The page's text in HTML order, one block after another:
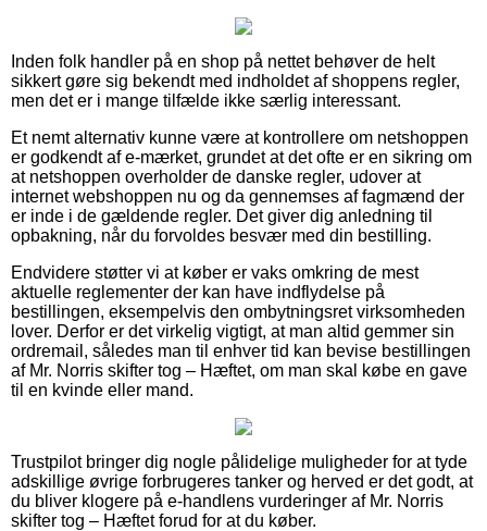
Inden folk handler på en shop på nettet behøver de helt
sikkert gøre sig bekendt med indholdet af shoppens regler,
men det er i mange tilfælde ikke særlig interessant.
Et nemt alternativ kunne være at kontrollere om netshoppen
er godkendt af e-mærket, grundet at det ofte er en sikring om
at netshoppen overholder de danske regler, udover at
internet webshoppen nu og da gennemses af fagmænd der
er inde i de gældende regler. Det giver dig anledning til
opbakning, når du forvoldes besvær med din bestilling.
Endvidere støtter vi at køber er vaks omkring de mest
aktuelle reglementer der kan have indflydelse på
bestillingen, eksempelvis den ombytningsret virksomheden
lover. Derfor er det virkelig vigtigt, at man altid gemmer sin
ordremail, således man til enhver tid kan bevise bestillingen
af Mr. Norris skifter tog – Hæftet, om man skal købe en gave
til en kvinde eller mand.
Trustpilot bringer dig nogle pålidelige muligheder for at tyde
adskillige øvrige forbrugeres tanker og herved er det godt, at
du bliver klogere på e-handlens vurderinger af Mr. Norris
skifter tog – Hæftet forud for at du køber.